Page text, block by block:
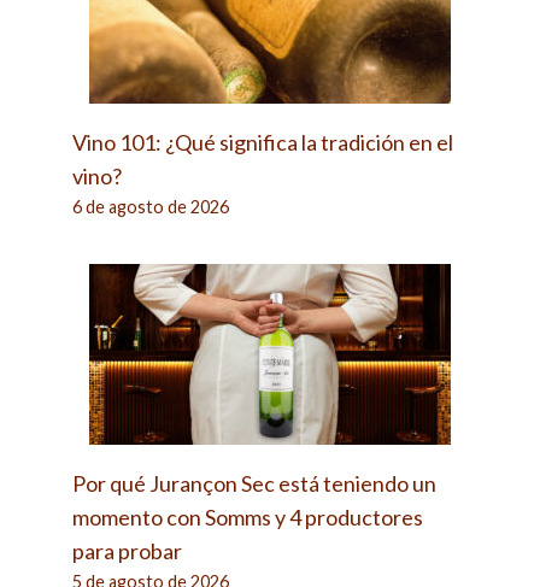
Vino 101: ¿Qué significa la tradición en el
vino?
6 de agosto de 2026
Por qué Jurançon Sec está teniendo un
momento con Somms y 4 productores
para probar
5 de agosto de 2026